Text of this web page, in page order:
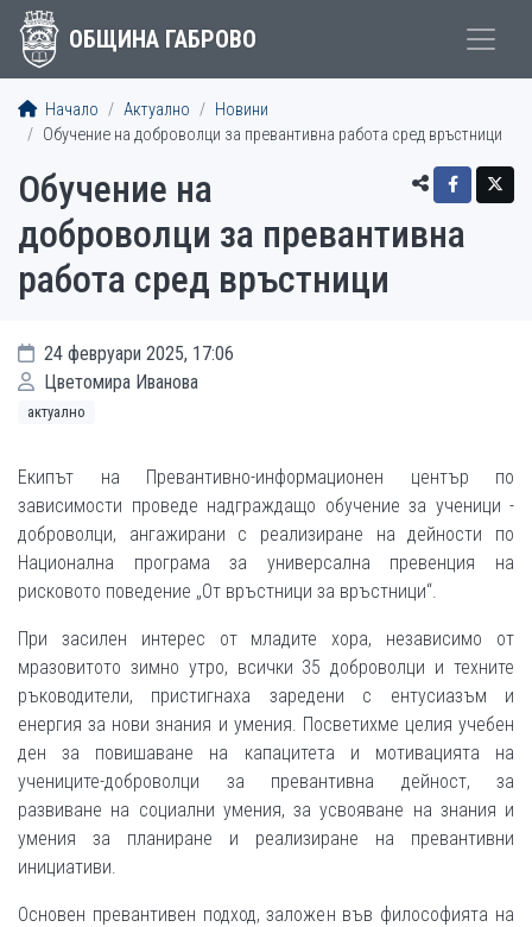
ОБЩИНА ГАБРОВО
Начало Актуално
Новини
Обучение на доброволци за превантивна работа сред връстници
Обучение на
доброволци за превантивна
работа сред връстници
24 февруари 2025, 17:06
Цветомира Иванова
актуално
Екипът на Превантивно-информационен център по
зависимости проведе надграждащо обучение за ученици -
доброволци, ангажирани с реализиране на дейности по
Национална програма за универсална превенция на
рисковото поведение „От връстници за връстници“.
При засилен интерес от младите хора, независимо от
мразовитото зимно утро, всички 35 доброволци и техните
ръководители, пристигнаха заредени с ентусиазъм и
енергия за нови знания и умения. Посветихме целия учебен
ден за повишаване на капацитета и мотивацията на
учениците-доброволци за превантивна дейност, за
развиване на социални умения, за усвояване на знания и
умения за планиране и реализиране на превантивни
инициативи.
Основен превантивен подход, заложен във философията на